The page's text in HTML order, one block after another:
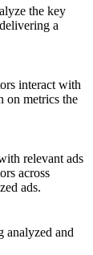
the key
a
interact with
on metrics the
relevant ads
across
ads.
analyzed and